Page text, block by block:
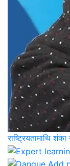
राष्ट्रियतामाथि